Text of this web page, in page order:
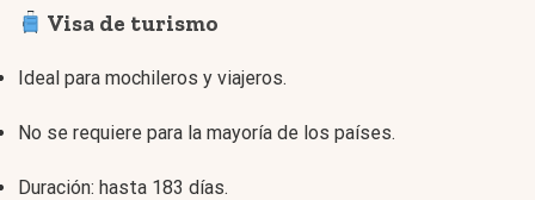
Visa de turismo
Ideal para mochileros y viajeros.
No se requiere para la mayoría de los países.
Duración: hasta 183 días.